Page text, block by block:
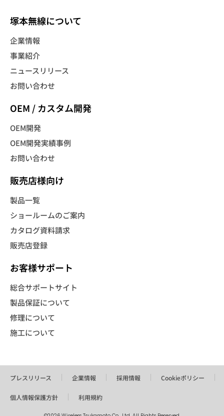
塚本無線について
企業情報
事業紹介
ニュースリリース
お問い合わせ
OEM / カスタム開発
OEM開発
OEM開発実績事例
お問い合わせ
販売店様向け
製品一覧
ショールームのご案内
カタログ資料請求
販売店登録
お客様サポート
総合サポートサイト
製品保証について
修理について
施工について
プレスリリース 企業情報 採用情報 Cookieポリシー
個人情報保護方針 利用規約